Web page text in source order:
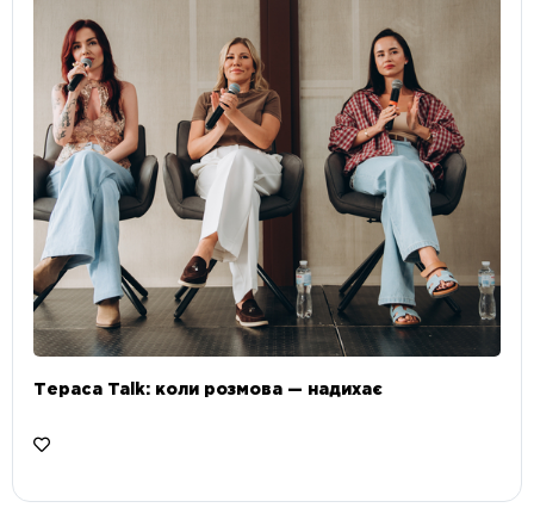
Тераса Talk: коли розмова — надихає